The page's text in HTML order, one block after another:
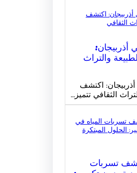
أذربيجان:
والتراث
اكتشف
الثقافي تتميز…
تسربات